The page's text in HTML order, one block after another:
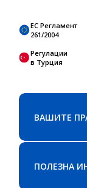
ЕС Регламент
261/2004
Регулации
в Турция
ВАШИТЕ
ПОЛЕЗНА